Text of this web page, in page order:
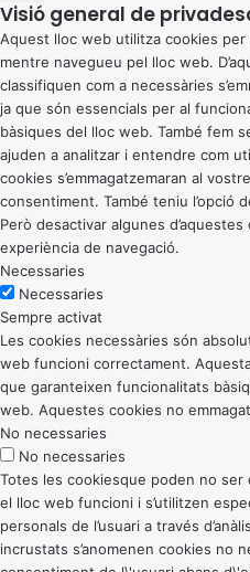
Visió general de
Aquest lloc web utilitza cookies
mentre navegueu pel lloc web.
classifiquen com a necessàries
ja que són essencials per al
bàsiques del lloc web. També fem
ajuden a analitzar i entendre com
cookies s’emmagatzemaran al
consentiment. També teniu l’opció
Però desactivar algunes
experiència de navegació.
Necessaries
Necessaries
Sempre activat
Les cookies necessàries són
web funcioni correctament.
que garanteixen funcionalitats
web. Aquestes cookies no
No necessaries
No necessaries
Totes les cookiesque poden no
el lloc web funcioni i s’utilitzen
personals de l’usuari a través
incrustats s’anomenen cookies no